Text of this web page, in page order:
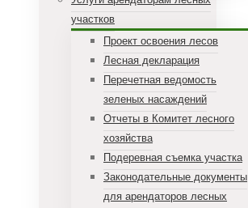
участков
Проект освоения лесов
Лесная декларация
Перечетная ведомость
зеленых насаждений
Отчеты в Комитет лесного
хозяйства
Подеревная съемка участка
Законодательные документы
для арендаторов лесных